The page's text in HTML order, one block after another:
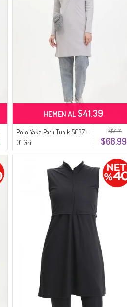
$171.21
$68.99
Polo Yaka Patlı Tunik 5037-
01 Gri
HEMEN AL$41.39